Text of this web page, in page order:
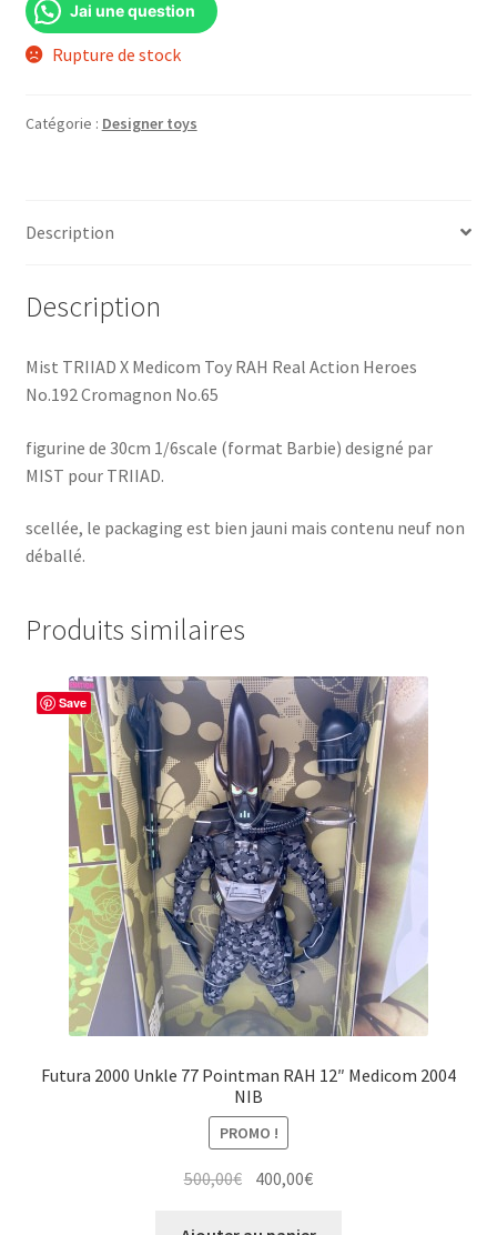
Jai une question
Rupture de stock
Catégorie : Designer toys
Description
Description
Mist TRIIAD X Medicom Toy RAH Real Action Heroes
No.192 Cromagnon No.65
figurine de 30cm 1/6scale (format Barbie) designé par
MIST pour TRIIAD.
scellée, le packaging est bien jauni mais contenu neuf non
déballé.
Produits similaires
Save
Futura 2000 Unkle 77 Pointman RAH 12″ Medicom 2004
NIB
PROMO !
500,00€ Le400,00€Le